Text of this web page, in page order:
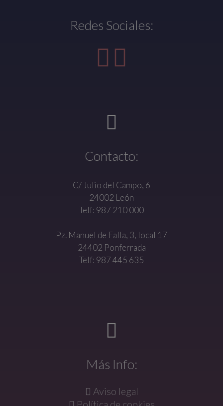
Redes Sociales:
Contacto:
C/ Julio del Campo, 6
24002 León
Telf: 987 210 000
Pz. Manuel de Falla, 3, local 17
24402 Ponferrada
Telf: 987 445 635
Más Info:
Aviso legal